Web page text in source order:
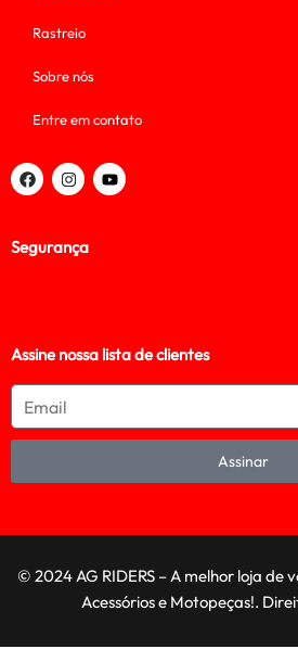
Rastreio
Sobre nós
Entre em contato
Segurança
Assine nossa lista de clientes
Assinar
© 2024 AG RIDERS – A melhor loja de
Acessórios e Motopeças!.